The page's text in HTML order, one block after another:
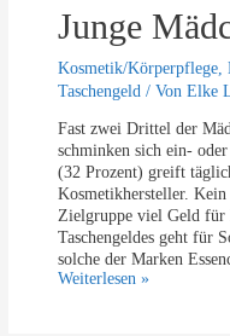
n
n
b
e
i
I
n
s
t
a
g
r
a
m
Junge
Kosmetik/Körperpflege ,
Taschengeld / VonElke
Fast zwei Drittel der
schminken sich ein-
(32 Prozent) greift
Kosmetikhersteller. Kein
Zielgruppe viel Geld für
Taschengeldes geht für
solche der Marken
J
Weiterlesen »